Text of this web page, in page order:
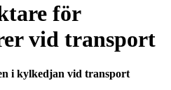
för
vid transport
i kylkedjan vid transport